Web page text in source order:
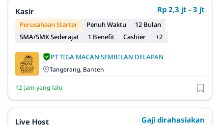
Kasir Rp 2,3 jt - 3 jt
Perusahaan Starter Penuh Waktu
12 Bulan
SMA/SMK Sederajat
1 Benefit Cashier +2
PT TIGA MACAN SEMBILAN DELAPAN
Tangerang, Banten
12 jam yang lalu
Live Host Gaji dirahasiakan